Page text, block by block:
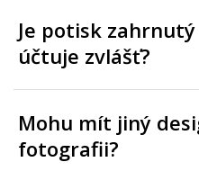
Je potisk
účtuje zvlášť?
Mohu mít jiný
fotografii?